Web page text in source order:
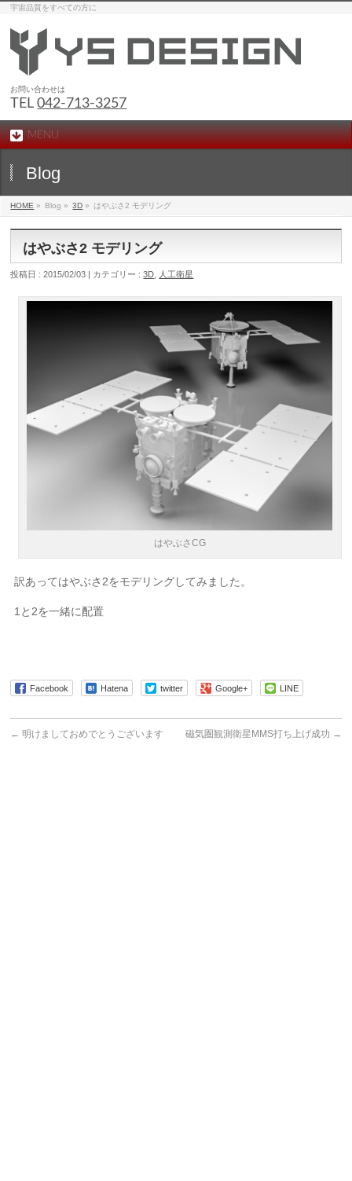
宇宙品質をすべての方に
お問い合わせは
TEL042-713-3257
MENU
Blog
HOME » Blog » 3D » はやぶさ2 モデリング
はやぶさ2 モデリング
投稿日 : 2015/02/03 | カテゴリー :3D 人工衛星
はやぶさCG
訳あってはやぶさ2をモデリングしてみました。
1と2を一緒に配置
Facebook Hatena twitter Google+ LINE
← 明けましておめでとうございます 磁気圏観測衛星MMS打ち上げ成功 →